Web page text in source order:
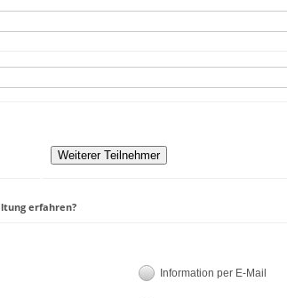
erfahren?
Information per E-Mail